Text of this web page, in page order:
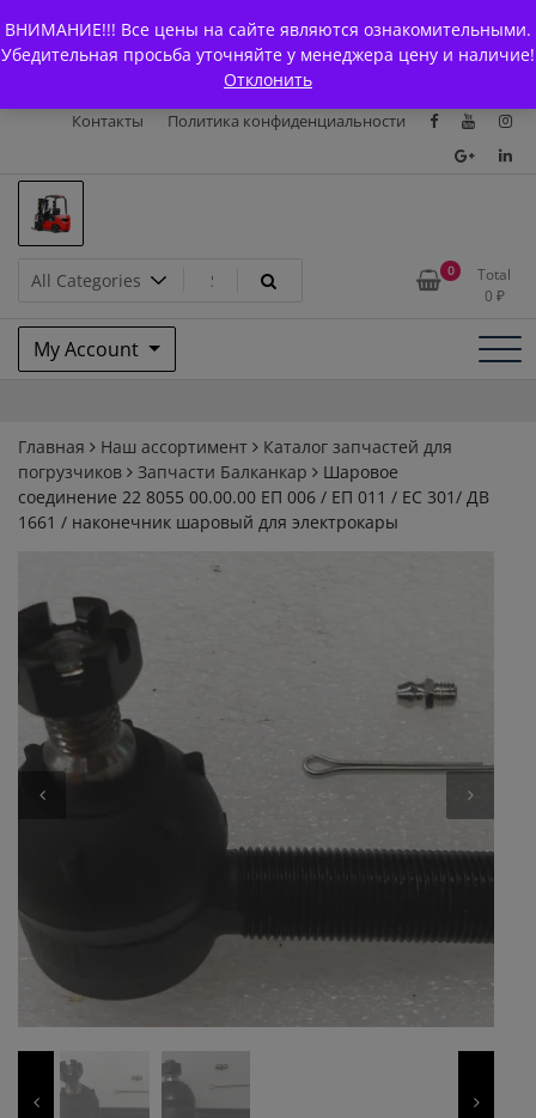
ВНИМАНИЕ!!! Все цены на сайте являются ознакомительными.
Убедительная просьба уточняйте у менеджера цену и наличие!
Отклонить
to
content
Главная
Магазин О Компании
Каталоги
Доставка и оплата
Контакты
Политика конфиденциальности
Запчасти для вилочых
погрузчиков и
электротележек Balkancar
0
Total
0 ₽
My Account
Главная Наш ассортимент
Каталог запчастей для
погрузчиков
Запчасти Балканкар
Шаровое
соединение 22 8055 00.00.00 ЕП 006 / ЕП 011 / ЕС 301/ ДВ
1661 / наконечник шаровый для электрокары